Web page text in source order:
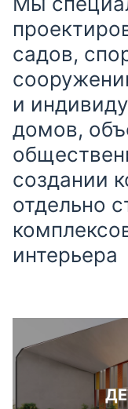
садов,
и
домов,
создании
отдельно
интерьера